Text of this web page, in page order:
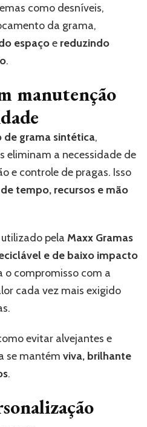
como desníveis,
da grama,
espaçoe reduzindo
.
manutenção
de grama sintética,
eliminam a necessidade de
e controle de pragas. Isso
tempo, recursos e mão
pela Maxx Gramas
e de baixo impacto
o compromisso com a
cada vez mais exigido
evitar alvejantes e
se mantém viva, brilhante
.